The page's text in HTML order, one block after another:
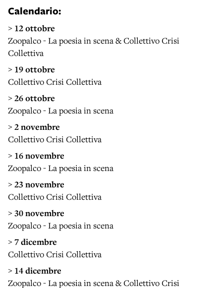
Calendario:
> 12 ottobre
Zoopalco - La poesia in scena & Collettivo Crisi
Collettiva
> 19 ottobre
Collettivo Crisi Collettiva
>26 ottobre
Zoopalco - La poesia in scena
>2 novembre
Collettivo Crisi Collettiva
> 16 novembre
Zoopalco - La poesia in scena
>23 novembre
Collettivo Crisi Collettiva
>30 novembre
Zoopalco - La poesia in scena
>7 dicembre
Collettivo Crisi Collettiva
> 14 dicembre
Zoopalco - La poesia in scena & Collettivo Crisi